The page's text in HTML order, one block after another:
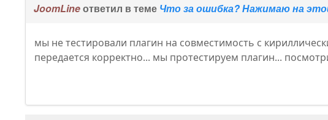
JoomLineответил в теме Что за ошибка? Нажимаю на
мы не тестировали плагин на совместимость с
передается корректно... мы протестируем плагин...